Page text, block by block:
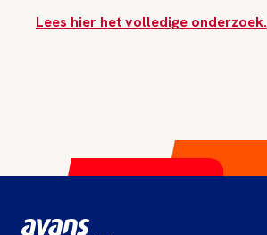
Lees hier het volledige onderzoek.